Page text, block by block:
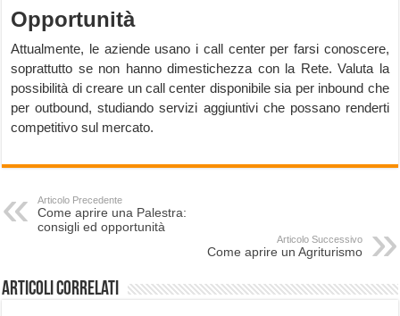
Opportunità
Attualmente, le aziende usano i call center per farsi conoscere,
soprattutto se non hanno dimestichezza con la Rete. Valuta la
possibilità di creare un call center disponibile sia per inbound che
per outbound, studiando servizi aggiuntivi che possano renderti
competitivo sul mercato.
Articolo Precedente
Come aprire una Palestra:
consigli ed opportunità
Articolo Successivo
Come aprire un Agriturismo
Articoli correlati